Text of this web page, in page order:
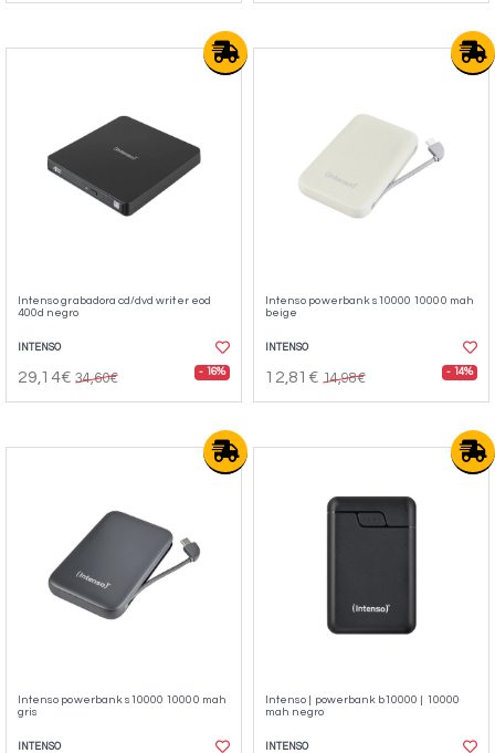
Intenso grabadora cd/dvd writer eod
400d negro
INTENSO
29,14€ 34,60€ - 16%
Intenso powerbank s10000 10000 mah
beige
INTENSO
12,81€ 14,98€ - 14%
Intenso powerbank s10000 10000 mah
gris
INTENSO
Intenso | powerbank b10000 | 10000
mah negro
INTENSO